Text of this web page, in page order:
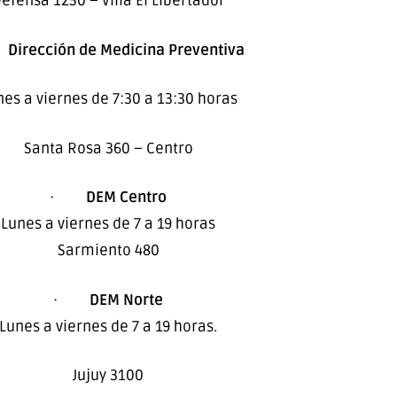
Dirección de Medicina Preventiva
a viernes de 7:30 a 13:30 horas
Santa Rosa 360 – Centro
· DEM Centro
Lunes a viernes de 7 a 19 horas
Sarmiento 480
· DEM Norte
Lunes a viernes de 7 a 19 horas.
Jujuy 3100